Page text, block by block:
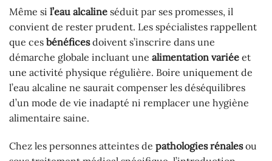
Même si l’eau alcaline séduit par ses promesses, il
convient de rester prudent. Les spécialistes rappellent
que ces bénéficesdoivent s’inscrire dans une
démarche globale incluant une alimentation variée et
une activité physique régulière. Boire uniquement de
l’eau alcaline ne saurait compenser les déséquilibres
d’un mode de vie inadapté ni remplacer une hygiène
alimentaire saine.
Chez les personnes atteintes de pathologies rénalesou